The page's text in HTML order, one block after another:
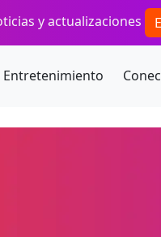
y actualizaciones
Entretenimiento